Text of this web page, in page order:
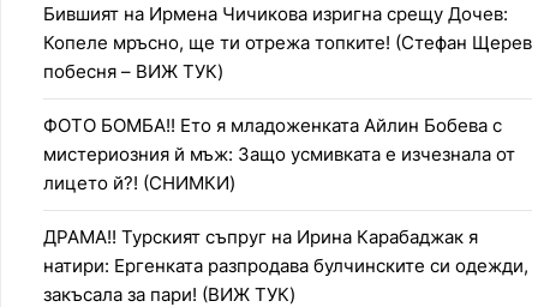
Бившият на Ирмена Чичикова изригна срещу Дочев:
Копеле мръсно, ще ти отрежа топките! (Стефан Щерев
побесня – ВИЖ ТУК)
ФОТО БОМБА!! Ето я младоженката Айлин Бобева с
мистериозния й мъж: Защо усмивката е изчезнала от
лицето й?! (СНИМКИ)
ДРАМА!! Турският съпруг на Ирина Карабаджак я
натири: Ергенката разпродава булчинските си одежди,
закъсала за пари! (ВИЖ ТУК)